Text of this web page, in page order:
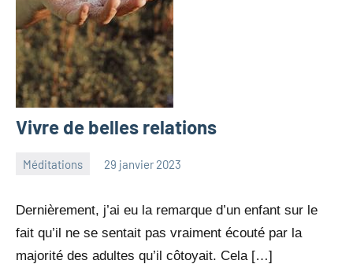
Vivre de belles relations
Méditations 29 janvier 2023
Dernièrement, j’ai eu la remarque d’un enfant sur le
fait qu’il ne se sentait pas vraiment écouté par la
majorité des adultes qu’il côtoyait. Cela […]